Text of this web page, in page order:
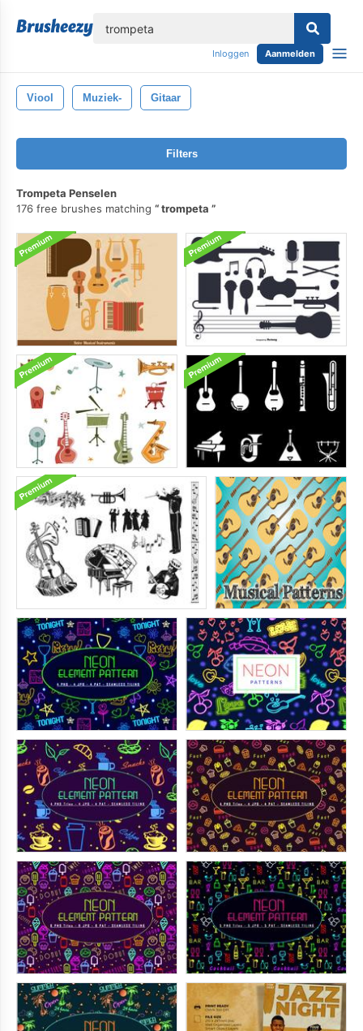
Inloggen Aanmelden
Viool Muziek- Gitaar
Filters
Trompeta Penselen
176 free brushes matching
trompeta